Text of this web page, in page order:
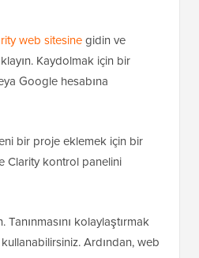
web sitesinegidin ve
Kaydolmak için bir
Google hesabına
bir proje eklemek için bir
Clarity kontrol panelini
kolaylaştırmak
Ardından, web